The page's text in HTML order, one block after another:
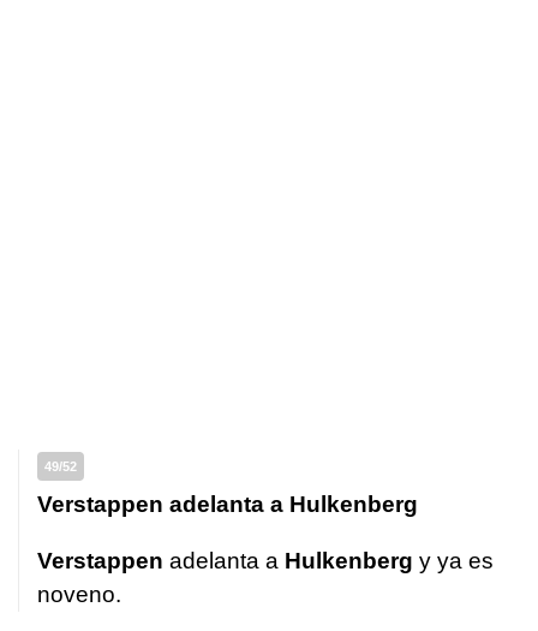
49/52
Verstappen adelanta a Hulkenberg
Verstappen adelanta a Hulkenberg y ya es
noveno.